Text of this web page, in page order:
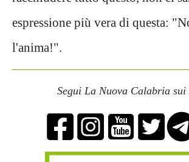
espressione più vera di questa:
l'anima!".
Segui La Nuova Calabria sui